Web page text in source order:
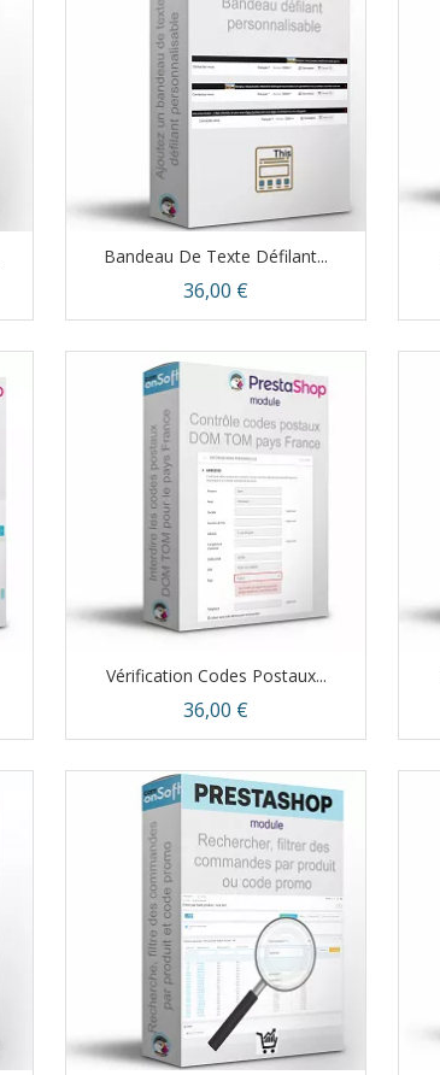
Bandeau De Texte Défilant...
Prix
36,00 €
Aperçu rapide
Vérification Codes Postaux...
Prix
36,00 €
Aperçu rapide